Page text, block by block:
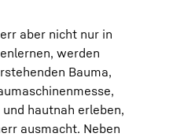
aber nicht nur in
werden
Bauma,
hautnah erleben,
ausmacht. Neben